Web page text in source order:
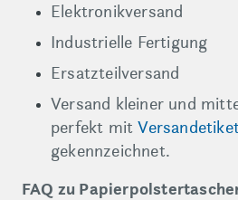
Elektronikversand
Industrielle Fertigung
Ersatzteilversand
Versand kleiner und
perfekt mit
gekennzeichnet.
FAQ zu